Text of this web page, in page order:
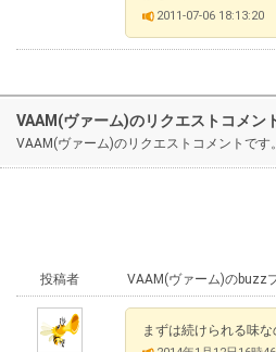
2011-07-06 18:13:20
VAAM(ヴァーム)のリクエストコメン
VAAM(ヴァーム)のリクエストコメントで
投稿者 VAAM(ヴァーム)のbuzz
まずは続けられる味